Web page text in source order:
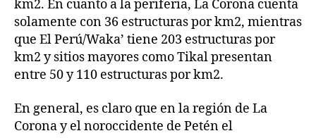
km2. En cuanto a la periferia, La Corona cuenta
solamente con 36 estructuras por km2, mientras
que El Perú/Waka’ tiene 203 estructuras por
km2 y sitios mayores como Tikal presentan
entre 50 y 110 estructuras por km2.
En general, es claro que en la región de La
Corona y el noroccidente de Petén el